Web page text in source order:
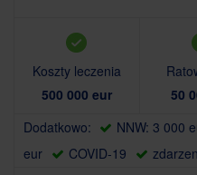
Koszty leczenia
500 000 eur
50
Dodatkowo:
NNW: 3 000
eur
COVID-19